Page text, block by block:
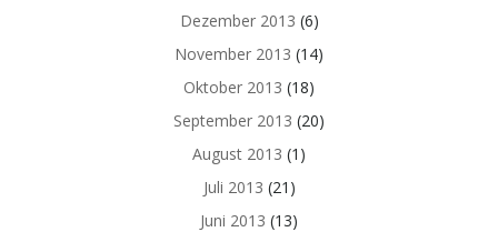
Dezember 2013 (6)
November 2013 (14)
Oktober 2013 (18)
September 2013 (20)
August 2013 (1)
Juli 2013 (21)
Juni 2013 (13)